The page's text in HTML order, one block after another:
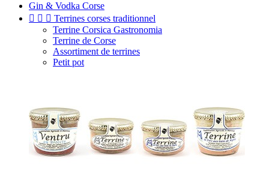
Gin & Vodka Corse
   Terrines corses traditionnel
Terrine Corsica Gastronomia
Terrine de Corse
Assortiment de terrines
Petit pot